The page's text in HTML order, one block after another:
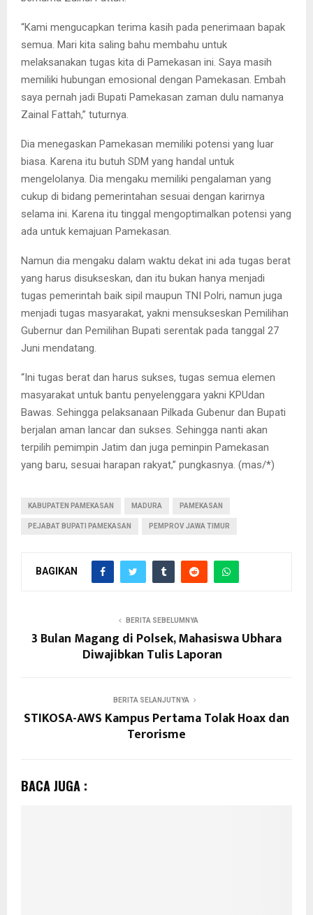
“Kami mengucapkan terima kasih pada penerimaan bapak
semua. Mari kita saling bahu membahu untuk
melaksanakan tugas kita di Pamekasan ini. Saya masih
memiliki hubungan emosional dengan Pamekasan. Embah
saya pernah jadi Bupati Pamekasan zaman dulu namanya
Zainal Fattah,” tuturnya.
Dia menegaskan Pamekasan memiliki potensi yang luar
biasa. Karena itu butuh SDM yang handal untuk
mengelolanya. Dia mengaku memiliki pengalaman yang
cukup di bidang pemerintahan sesuai dengan karirnya
selama ini. Karena itu tinggal mengoptimalkan potensi yang
ada untuk kemajuan Pamekasan.
Namun dia mengaku dalam waktu dekat ini ada tugas berat
yang harus disukseskan, dan itu bukan hanya menjadi
tugas pemerintah baik sipil maupun TNI Polri, namun juga
menjadi tugas masyarakat, yakni mensukseskan Pemilihan
Gubernur dan Pemilihan Bupati serentak pada tanggal 27
Juni mendatang.
“Ini tugas berat dan harus sukses, tugas semua elemen
masyarakat untuk bantu penyelenggara yakni KPUdan
Bawas. Sehingga pelaksanaan Pilkada Gubenur dan Bupati
berjalan aman lancar dan sukses. Sehingga nanti akan
terpilih pemimpin Jatim dan juga peminpin Pamekasan
yang baru, sesuai harapan rakyat,” pungkasnya. (mas/*)
KABUPATEN PAMEKASAN MADURA PAMEKASAN
PEJABAT BUPATI PAMEKASAN PEMPROV JAWA TIMUR
BAGIKAN
BERITA SEBELUMNYA
3 Bulan Magang di Polsek, Mahasiswa Ubhara
Diwajibkan Tulis Laporan
BERITA SELANJUTNYA
STIKOSA-AWS Kampus Pertama Tolak Hoax dan
Terorisme
BACA JUGA :